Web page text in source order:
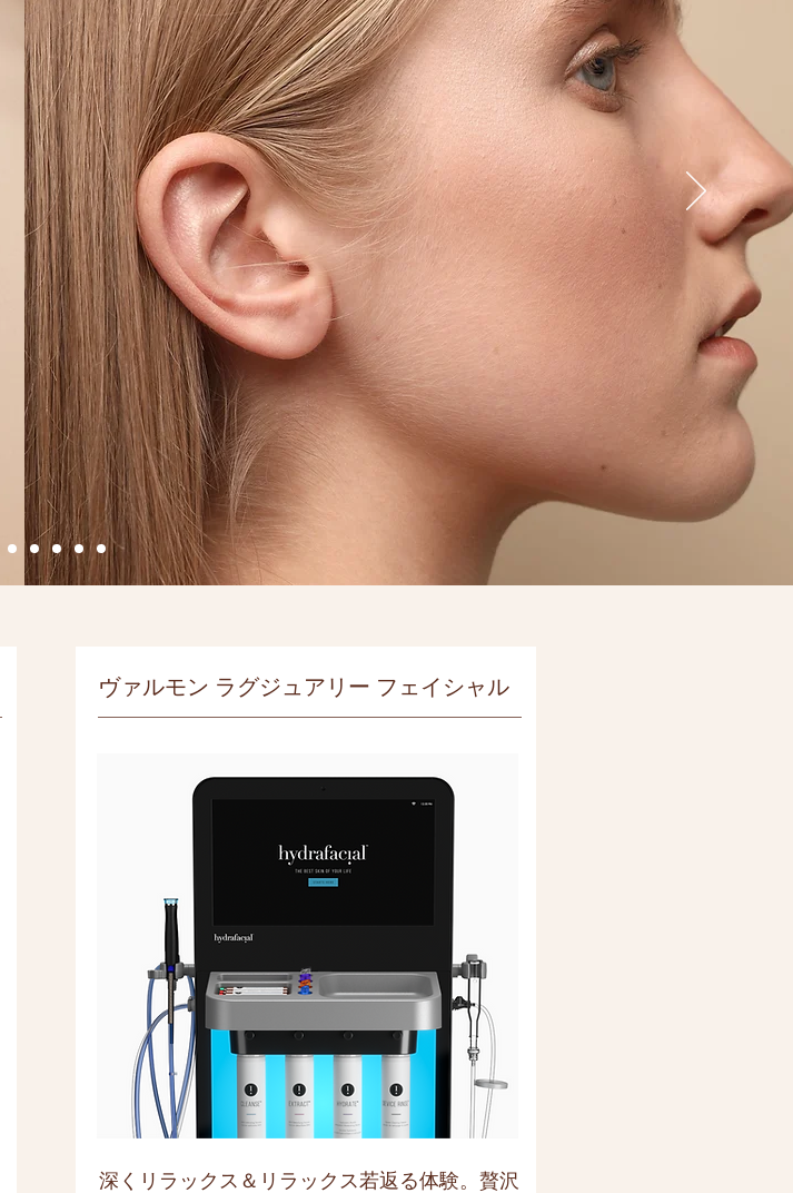
ヴァルモン ラグジュアリー フェイシャル
深くリラックス＆リラックス若返る体験。贅沢